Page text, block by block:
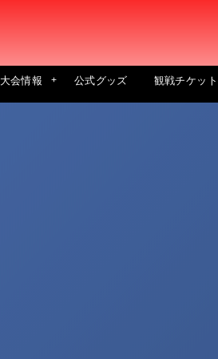
大会情報 公式グッズ 観戦チケット